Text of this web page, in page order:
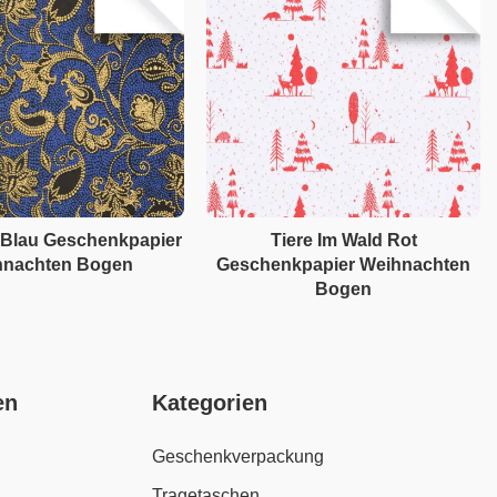
Geschenkpapier
Bogen
Tiere Im Wald Rot
Geschenkpapier Weihnachten
Bogen
Kategorien
Geschenkverpackung